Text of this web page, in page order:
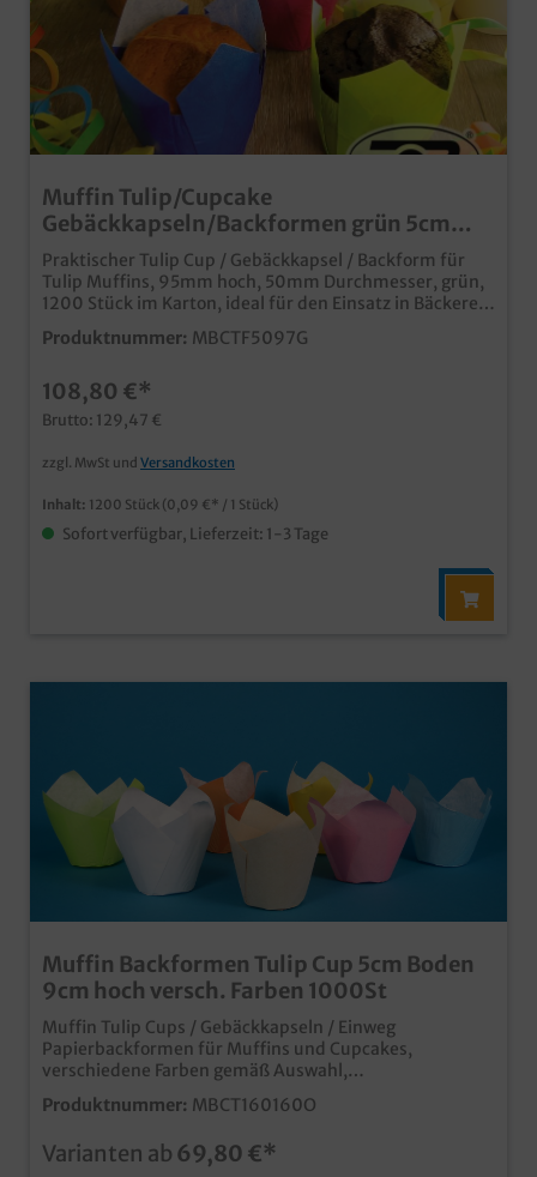
Muffin Tulip/Cupcake
Gebäckkapseln/Backformen grün 5cm
1200St.
Praktischer Tulip Cup / Gebäckkapsel / Backform für
Tulip Muffins, 95mm hoch, 50mm Durchmesser, grün,
1200 Stück im Karton, ideal für den Einsatz in Bäckerei,
Konditorei oder im Coffee to go für moderne und
beliebte Tulpen Muffins praktische und kostengünstige
Produktnummer: MBCTF5097G
108,80 €*
Brutto: 129,47 €
zzgl. MwSt und Versandkosten
Inhalt: 1200 Stück (0,09 €* / 1 Stück)
Sofort verfügbar, Lieferzeit: 1-3 Tage
Muffin Backformen Tulip Cup 5cm Boden
9cm hoch versch. Farben 1000St
Muffin Tulip Cups / Gebäckkapseln / Einweg
Papierbackformen für Muffins und Cupcakes,
verschiedene Farben gemäß Auswahl,
Bodendurchmesser 5cm, Höhe 9cm, 1000 Stück im
Karton praktische Papierbackformen ideal für
Sie möchten Backformen oder Gebäckkapseln
Produktnummer: MBCT160160O
Varianten ab 69,80 €*